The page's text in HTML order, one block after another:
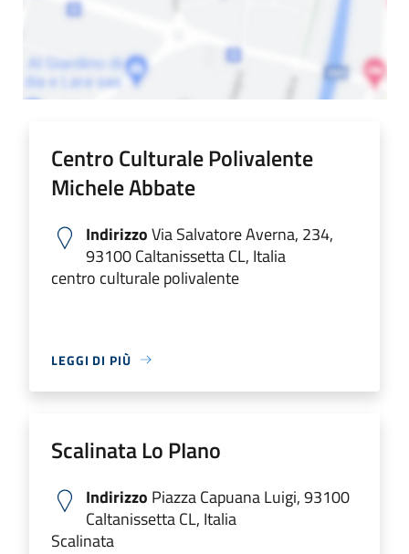
Centro Culturale Polivalente
Michele Abbate
IndirizzoVia Salvatore Averna, 234,
93100 Caltanissetta CL, Italia
centro culturale polivalente
LEGGI DI PIÙ
Scalinata Lo PIano
Indirizzo Piazza Capuana Luigi, 93100
Caltanissetta CL, Italia
Scalinata